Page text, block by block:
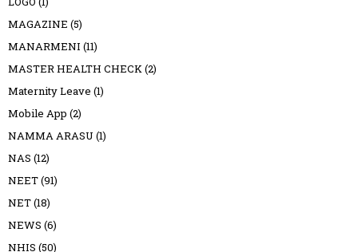
MAGAZINE (5)
MANARMENI (11)
MASTER HEALTH CHECK(2)
Maternity Leave (1)
Mobile App (2)
NAMMA ARASU (1)
NAS (12)
NEET(91)
NET(18)
NEWS (6)
NHIS (50)